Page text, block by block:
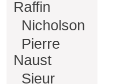
Raffin
Nicholson
Pierre
Naust
Sieur